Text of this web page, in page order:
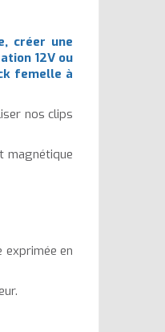
créer une
12V ou
femelle à
nos clips
magnétique
exprimée en